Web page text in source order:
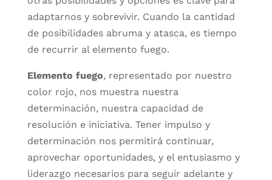
adaptarnos y sobrevivir. Cuando la cantidad
de posibilidades abruma y atasca, es tiempo
de recurrir al elemento fuego.
Elemento fuego, representado por nuestro
color rojo, nos muestra nuestra
determinación, nuestra capacidad de
resolución e iniciativa. Tener impulso y
determinación nos permitirá continuar,
aprovechar oportunidades, y el entusiasmo y
liderazgo necesarios para seguir adelante y